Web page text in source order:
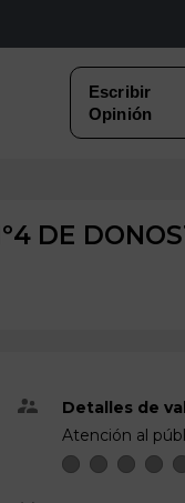
DE
Detalles de
Atención al